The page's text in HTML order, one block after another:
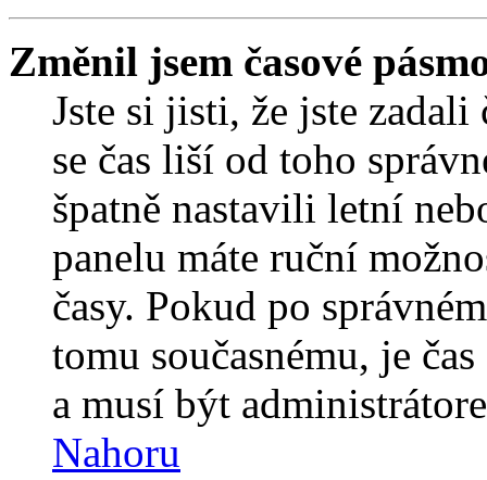
Změnil jsem časové
Jste si jisti, že jste zadali
se čas liší od toho
špatně nastavili letní
panelu máte ruční
časy. Pokud po
tomu současnému, je
a musí být
Nahoru